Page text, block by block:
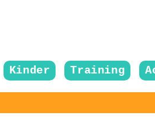
Kinder Training